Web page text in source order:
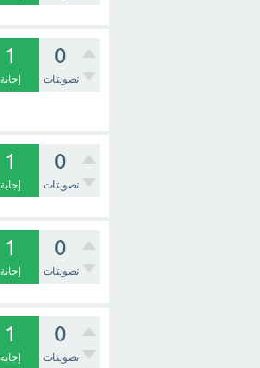
0
تصويتات
1
إجابة
0
تصويتات
1
إجابة
0
تصويتات
1
إجابة
0
تصويتات
1
إجابة